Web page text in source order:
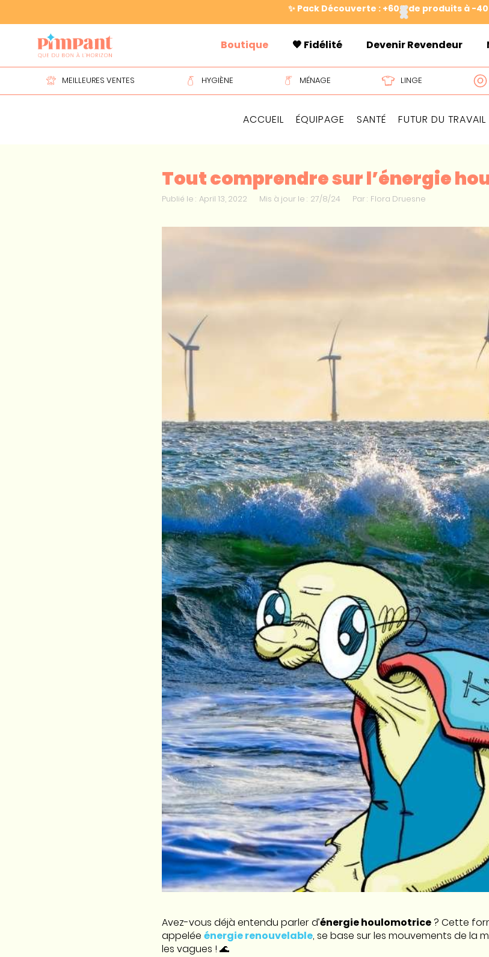
✨ Pack Découverte : +60€ de produits à -
Slide 2 of 2.
Boutique 🧡 Fidélité Devenir Revendeur
MEILLEURES VENTES HYGIÈNE MÉNAGE LINGE
ACCUEIL ÉQUIPAGE SANTÉ FUTUR DU TRAVAIL
Tout comprendre sur l’énergie
Publié le : April 13, 2022 Mis à jour le : 27/8/24 Par : Flora Druesne
Avez-vous déjà entendu parler d’énergie houlomotrice? Cette
appelée énergie renouvelable, se base sur les mouvements de la
les vagues ! 🌊